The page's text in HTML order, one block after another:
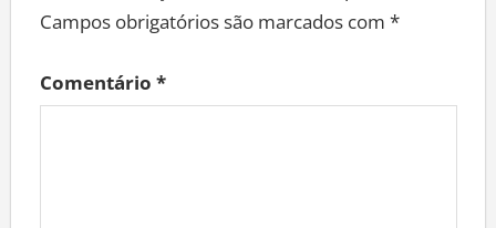
Campos obrigatórios são marcados com *
Comentário *